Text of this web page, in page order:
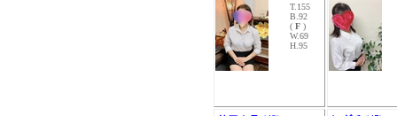
T.155
B.92
( F )
W.69
H.95